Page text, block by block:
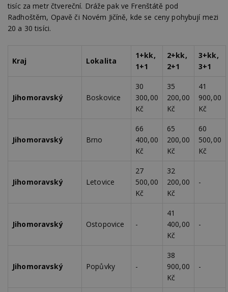
tisíc za metr čtvereční. Dráže pak ve Frenštátě pod
Radhoštěm, Opavě či Novém Jičíně, kde se ceny pohybují mezi
20 a 30 tisíci.
Kraj Lokalita
1+kk,
1+1
2+kk,
2+1
3+kk,
3+1
Jihomoravský Boskovice
30
300,00
Kč
35
200,00
Kč
41
900,00
Kč
Jihomoravský Brno
66
400,00
Kč
65
200,00
Kč
60
500,00
Kč
Jihomoravský Letovice
27
500,00
Kč
32
200,00
Kč
-
Jihomoravský Ostopovice -
41
400,00
Kč
-
Jihomoravský Popůvky -
38
900,00
Kč
-